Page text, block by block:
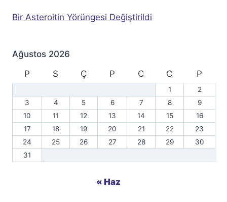
Bir Asteroitin Yörüngesi Değiştirildi
Ağustos 2026
P
S Ç P C C P
1
2
3
4 5 6 7 8
9
10
11 12 13 14 15
16
17
18 19 20 21 22
23
24
25 26 27 28 29
30
31
« Haz